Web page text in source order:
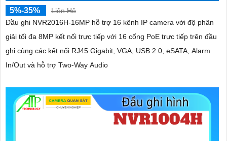
5%-35%
Liên Hệ
Đầu ghi NVR2016H-16MP hỗ trợ 16 kênh IP camera với độ phân
giải tối đa 8MP kết nối trực tiếp với 16 cổng PoE trực tiếp trên đầu
ghi cùng các kết nối RJ45 Gigabit, VGA, USB 2.0, eSATA, Alarm
In/Out và hỗ trợ Two-Way Audio